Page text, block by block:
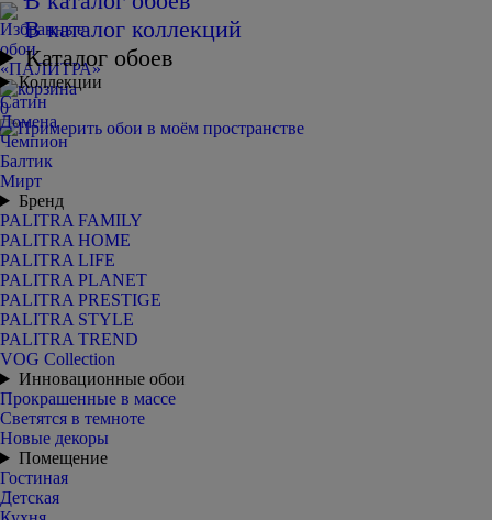
0
В каталог коллекций
Каталог обоев
Коллекции
Сатин
Домена
Чемпион
Балтик
Мирт
Бренд
PALITRA FAMILY
PALITRA HOME
PALITRA LIFE
PALITRA PLANET
PALITRA PRESTIGE
PALITRA STYLE
PALITRA TREND
VOG Collection
Инновационные обои
Прокрашенные в массе
Светятся в темноте
Новые декоры
Помещение
Гостиная
Детская